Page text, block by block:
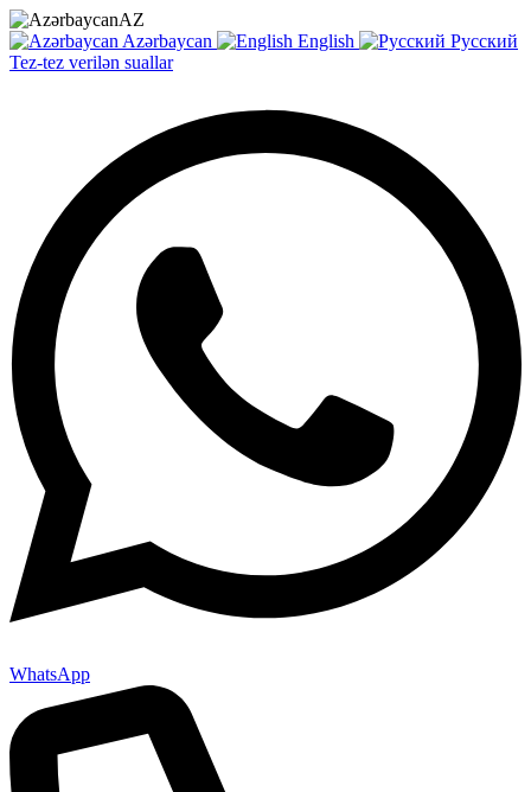
AZ
Azərbaycan
English
Русский
Tez-tez verilən suallar
WhatsApp